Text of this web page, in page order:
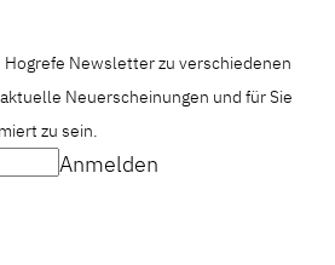
Newsletter zu verschiedenen
Neuerscheinungen und für Sie
zu sein.
Anmelden